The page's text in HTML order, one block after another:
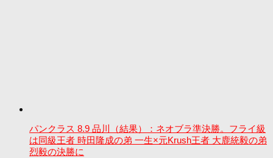
パンクラス 8.9 品川（結果）：ネオブラ準決勝。フライ級
は同級王者 時田隆成の弟 一生×元Krush王者 大鹿統毅の弟
烈毅の決勝に